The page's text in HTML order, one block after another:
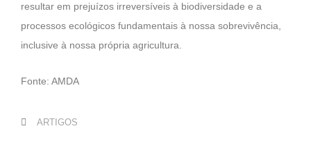
resultar em prejuízos irreversíveis à biodiversidade e a
processos ecológicos fundamentais à nossa sobrevivência,
inclusive à nossa própria agricultura.
Fonte: AMDA
ARTIGOS